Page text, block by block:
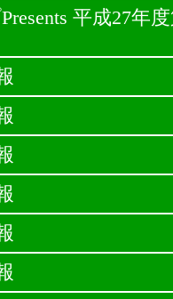
平成27年